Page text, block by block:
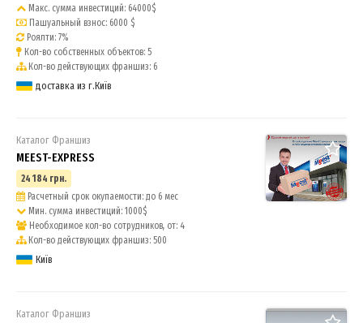
Макс. сумма инвестиций: 64000$
Пашуальный взнос: 6000 $
Роялти: 7%
Кол-во собственных объектов: 5
Кол-во действующих франшиз: 6
доставка из г.Київ
Каталог Франшиз
MEEST-EXPRESS
24 184 грн.
Расчетный срок окупаемости: до 6 мес
Мин. сумма инвестиций: 1000$
Необходимое кол-во сотрудников, от: 4
Кол-во действующих франшиз: 500
Київ
Каталог Франшиз